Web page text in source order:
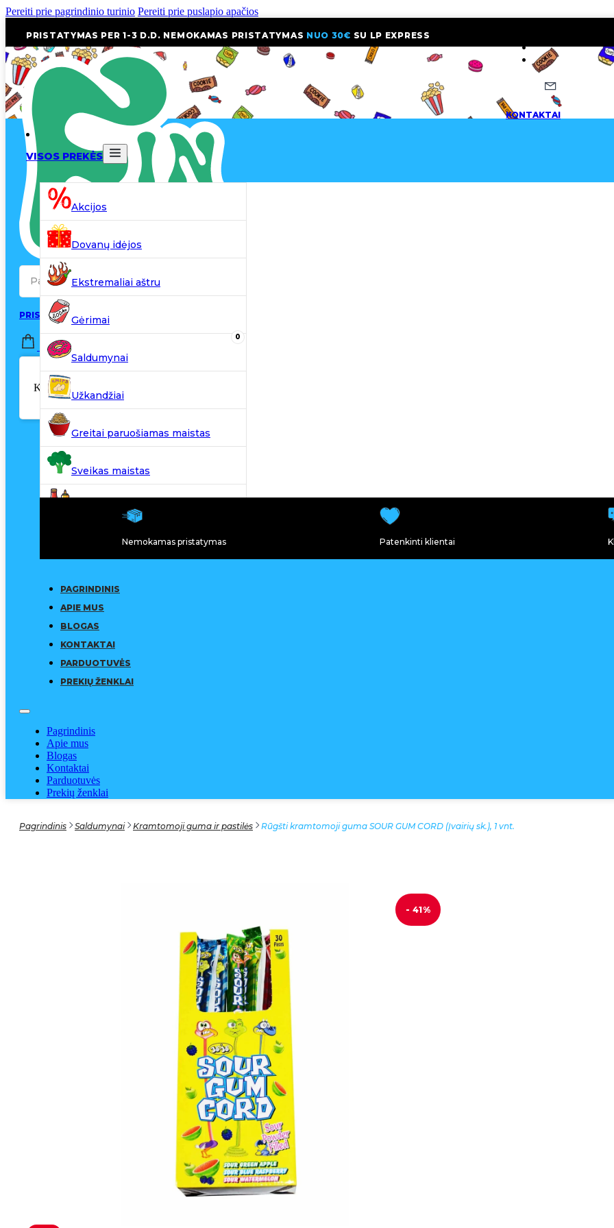
Pereiti prie pagrindinio turinio Pereiti prie puslapio apačios
PRISTATYMAS PER 1-3 D.D. NEMOKAMAS PRISTATYMAS NUO 30€ SU LP EXPRESS
KONTAKTAI
Search
PRISIJUNGTI / REGISTRUOTIS
0,00€
Krepšelyje nėra produktų.
0
VISOS PREKĖS
Akcijos
Dovanų idėjos
Ekstremaliai aštru
Gėrimai
Saldumynai
Užkandžiai
Greitai paruošiamas maistas
Sveikas maistas
Kiti produktai
Nemokamas pristatymas Patenkinti klientai
PAGRINDINIS
APIE MUS
BLOGAS
KONTAKTAI
PARDUOTUVĖS
PREKIŲ ŽENKLAI
Pagrindinis
Apie mus
Blogas
Kontaktai
Parduotuvės
Prekių ženklai
Pagrindinis Saldumynai Kramtomoji guma ir pastilės Rūgšti kramtomoji guma SOUR GUM CORD (Įvairių sk.), 1 vnt.
- 41%